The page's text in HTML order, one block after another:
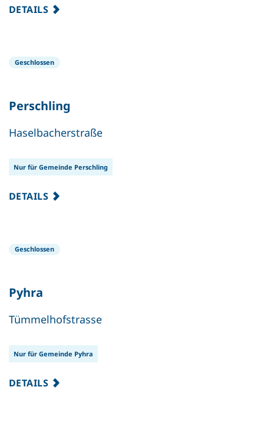
DETAILS
Geschlossen
Perschling
Haselbacherstraße
Nur für Gemeinde Perschling
DETAILS
Geschlossen
Pyhra
Tümmelhofstrasse
Nur für Gemeinde Pyhra
DETAILS